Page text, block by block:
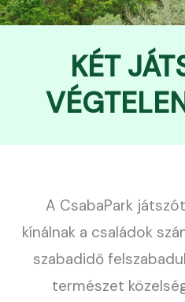
KÉT
A CsabaPark
kínálnak a családok
szabadidő
természet